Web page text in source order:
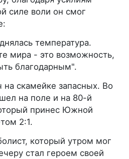
силе воли он смог
температура.
мира - это возможность,
благодарным".
скамейке запасных. Во
на поле и на 80-й
принес Южной
2:1.
который утром мог
стал героем своей